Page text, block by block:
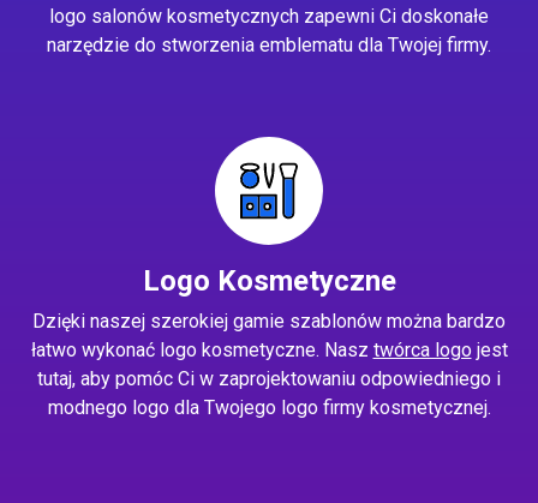
logo salonów kosmetycznych zapewni Ci doskonałe
narzędzie do stworzenia emblematu dla Twojej firmy.
Logo Kosmetyczne
Dzięki naszej szerokiej gamie szablonów można bardzo
łatwo wykonać logo kosmetyczne. Nasz twórca logojest
tutaj, aby pomóc Ci w zaprojektowaniu odpowiedniego i
modnego logo dla Twojego logo firmy kosmetycznej.